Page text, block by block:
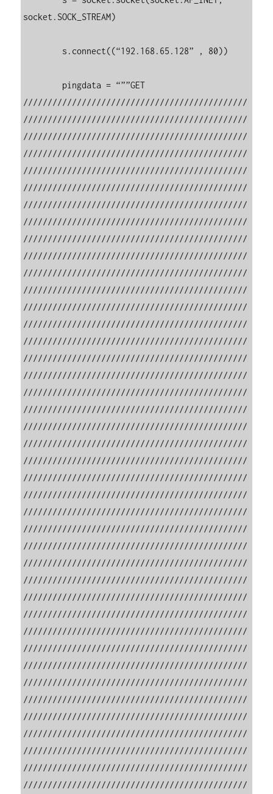
socket.SOCK_STREAM)
//////////////////////////////////////////////
//////////////////////////////////////////////
//////////////////////////////////////////////
//////////////////////////////////////////////
//////////////////////////////////////////////
//////////////////////////////////////////////
//////////////////////////////////////////////
//////////////////////////////////////////////
//////////////////////////////////////////////
//////////////////////////////////////////////
//////////////////////////////////////////////
//////////////////////////////////////////////
//////////////////////////////////////////////
//////////////////////////////////////////////
//////////////////////////////////////////////
//////////////////////////////////////////////
//////////////////////////////////////////////
//////////////////////////////////////////////
//////////////////////////////////////////////
//////////////////////////////////////////////
//////////////////////////////////////////////
//////////////////////////////////////////////
//////////////////////////////////////////////
//////////////////////////////////////////////
//////////////////////////////////////////////
//////////////////////////////////////////////
//////////////////////////////////////////////
//////////////////////////////////////////////
//////////////////////////////////////////////
//////////////////////////////////////////////
//////////////////////////////////////////////
//////////////////////////////////////////////
//////////////////////////////////////////////
//////////////////////////////////////////////
//////////////////////////////////////////////
//////////////////////////////////////////////
//////////////////////////////////////////////
//////////////////////////////////////////////
//////////////////////////////////////////////
//////////////////////////////////////////////
//////////////////////////////////////////////